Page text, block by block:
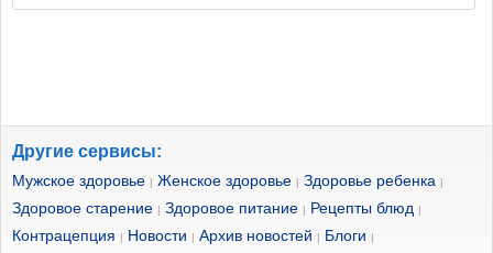
Другие сервисы:
Мужское здоровье | Женское здоровье | Здоровье ребенка |
Здоровое старение | Здоровое питание | Рецепты блюд |
Контрацепция | Новости | Архив новостей | Блоги |